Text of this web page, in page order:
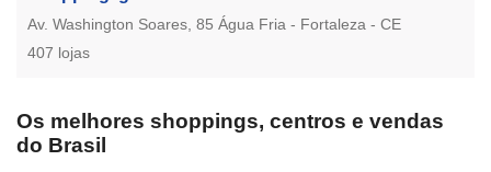
Av. Washington Soares, 85 Água Fria - Fortaleza - CE
407 lojas
Os melhores shoppings, centros e vendas
do Brasil